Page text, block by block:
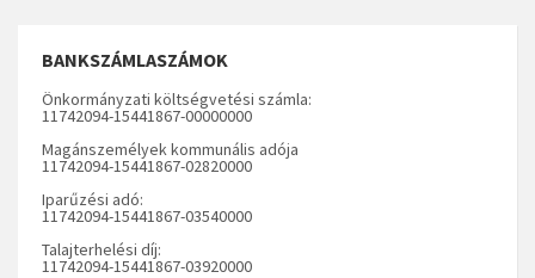
BANKSZÁMLASZÁMOK
Önkormányzati költségvetési számla:
11742094-15441867-00000000
Magánszemélyek kommunális adója
11742094-15441867-02820000
Iparűzési adó:
11742094-15441867-03540000
Talajterhelési díj:
11742094-15441867-03920000